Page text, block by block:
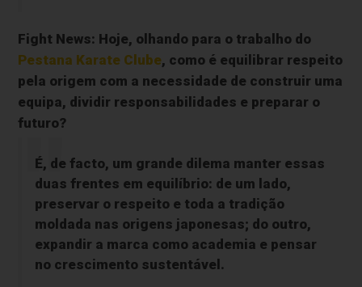
Fight News: Hoje, olhando para o trabalho do
Pestana Karate Clube, como é equilibrar respeito
pela origem com a necessidade de construir uma
equipa, dividir responsabilidades e preparar o
futuro?
É, de facto, um grande dilema manter essas
duas frentes em equilíbrio: de um lado,
preservar o respeito e toda a tradição
moldada nas origens japonesas; do outro,
expandir a marca como academia e pensar
no crescimento sustentável.